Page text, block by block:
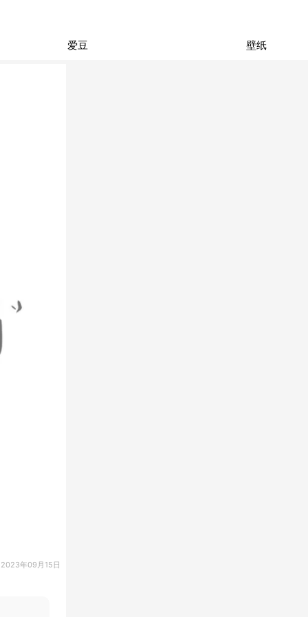
爱豆 壁纸
2023年09月15日